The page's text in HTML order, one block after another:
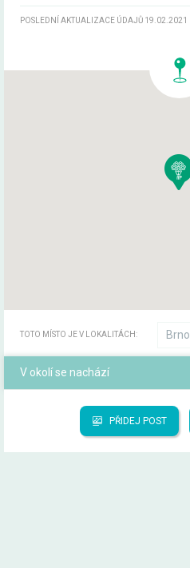
POSLEDNÍ AKTUALIZACE ÚDAJŮ 19.02.2021
TOTO MÍSTO JE V LOKALITÁCH: Brno
V okolí se nachází
PŘIDEJ POST